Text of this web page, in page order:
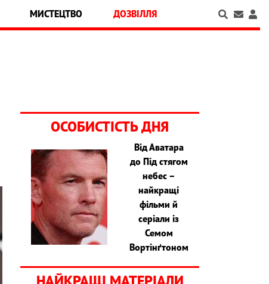
МИСТЕЦТВО ДОЗВІЛЛЯ
ОСОБИСТІСТЬ ДНЯ
Від Аватара
до Під стягом
небес –
найкращі
фільми й
серіали із
Семом
Вортінґтоном